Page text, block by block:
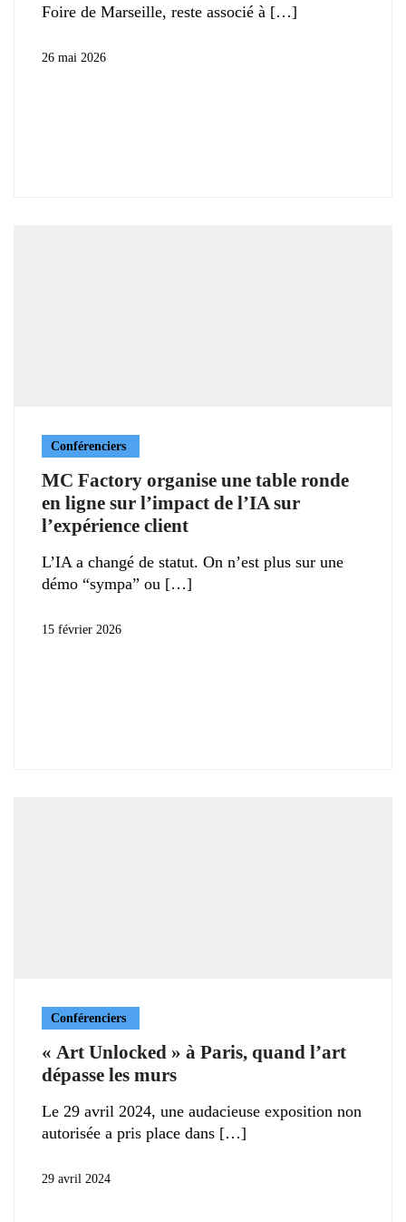
Foire de Marseille, reste associé à
26 mai 2026
Conférenciers
MC Factory organise une table ronde
en ligne sur l’impact de l’IA sur
l’expérience client
L’IA a changé de statut. On n’est plus sur une
démo “sympa” ou
15 février 2026
Conférenciers
« Art Unlocked » à Paris, quand l’art
dépasse les murs
Le 29 avril 2024, une audacieuse exposition non
autorisée a pris place dans
29 avril 2024